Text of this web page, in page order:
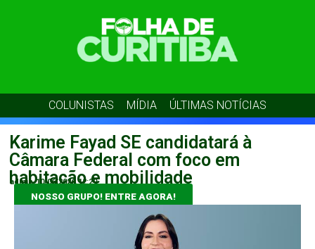
COLUNISTAS MÍDIA ÚLTIMAS NOTÍCIAS
Karime Fayad SE candidatará à
Câmara Federal com foco em
habitação e mobilidade
admin 10/06/2026 12:29
NOSSO GRUPO! ENTRE AGORA!